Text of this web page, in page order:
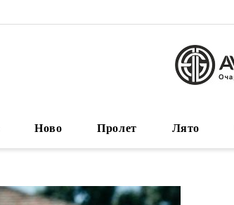
Ново Пролет Лято